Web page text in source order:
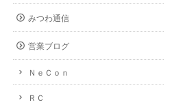
みつわ通信
営業ブログ
ＮｅＣｏｎ
ＲＣ